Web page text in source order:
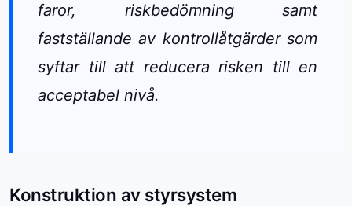
faror, riskbedömning samt
fastställande av kontrollåtgärder som
syftar till att reducera risken till en
acceptabel nivå.
Konstruktion av styrsystem